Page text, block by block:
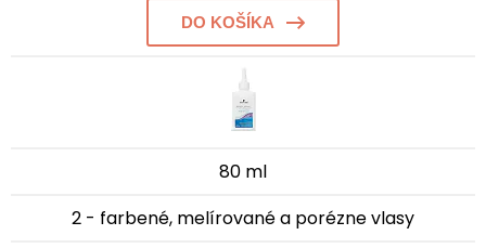
DO KOŠÍKA
80 ml
2 - farbené, melírované a porézne vlasy